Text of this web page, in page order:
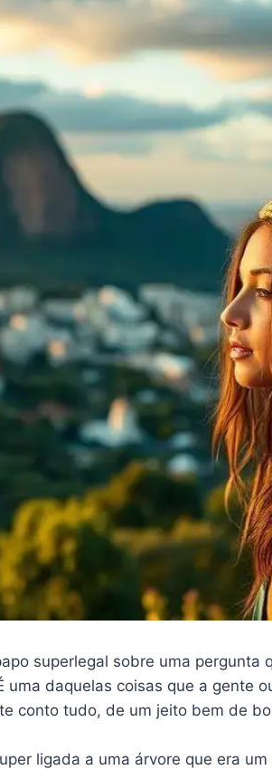
superlegal sobre uma
daquelas coisas que a gente
conto tudo, de um jeito bem de
ligada a uma árvore que era